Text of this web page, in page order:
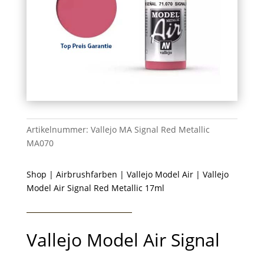
Artikelnummer: Vallejo MA Signal Red Metallic
MA070
Shop | Airbrushfarben | Vallejo Model Air| Vallejo
Model Air Signal Red Metallic 17ml
Vallejo Model Air Signal